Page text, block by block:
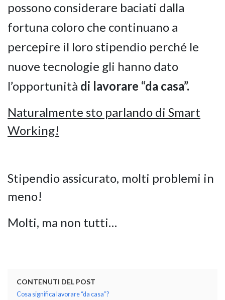
GIANO WOOD –
possono considerare baciati dalla
fortuna coloro che continuano a
percepire il loro stipendio perché le
nuove tecnologie gli hanno dato
l’opportunità di lavorare “da casa”.
Naturalmente sto parlando di Smart
Working!
Stipendio assicurato, molti problemi in
meno!
Molti, ma non tutti…
CONTENUTI DEL POST
Cosa significa lavorare “da casa”?